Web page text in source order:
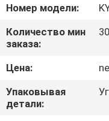
ПРОВЕРКА
КАЧЕСТВА
СВЯЖИТЕСЬ
МЫ
Номер модели:
Количество мин
заказа:
Цена:
Упаковывая
детали: